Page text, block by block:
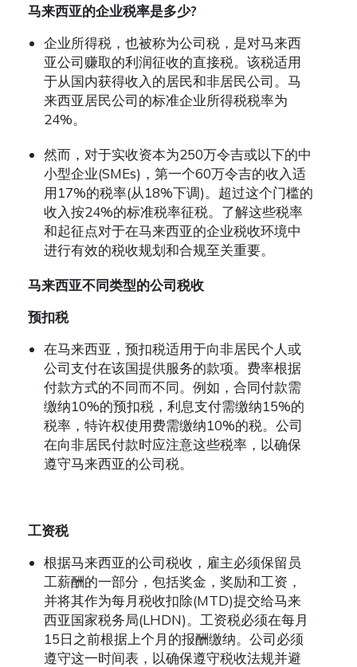
马来西亚的企业税率是多少?
企业所得税，也被称为公司税，是对马来西
亚公司赚取的利润征收的直接税。该税适用
于从国内获得收入的居民和非居民公司。马
来西亚居民公司的标准企业所得税税率为
24%。
然而，对于实收资本为250万令吉或以下的中
小型企业(SMEs) ，第一个60万令吉的收入适
用17%的税率(从18%下调)。超过这个门槛的
收入按24%的标准税率征税。了解这些税率
和起征点对于在马来西亚的企业税收环境中
进行有效的税收规划和合规至关重要。
马来西亚不同类型的公司税收
预扣税
在马来西亚，预扣税适用于向非居民个人或
公司支付在该国提供服务的款项。费率根据
付款方式的不同而不同。例如，合同付款需
缴纳10%的预扣税，利息支付需缴纳15%的
税率，特许权使用费需缴纳10%的税。公司
在向非居民付款时应注意这些税率，以确保
遵守马来西亚的公司税。
工资税
根据马来西亚的公司税收，雇主必须保留员
工薪酬的一部分，包括奖金，奖励和工资，
并将其作为每月税收扣除(MTD)提交给马来
西亚国家税务局(LHDN)。工资税必须在每月
15日之前根据上个月的报酬缴纳。公司必须
遵守这一时间表，以确保遵守税收法规并避